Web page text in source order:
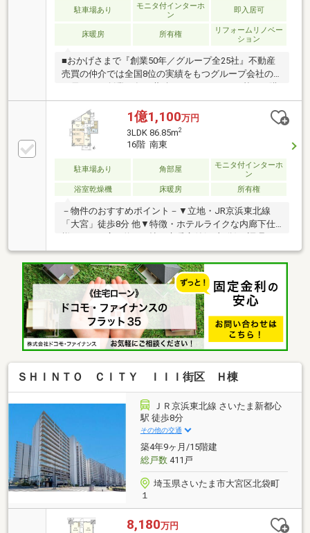
ム・スタディルーム）●24時間有人体制（管理員8:00
～17:00、警備員17:00～翌8:00）●各階にゴミステーシ
ョン設置●宅配ボックス完備●多重セキュリティのオー
駐車場あり
モニタ付インターホ
ン
即入居可
床暖房 所有権
リフォームリノベー
ション
■おかげさまで『創業50年／グループ全25社』不動産
売買の仲介では全国8位の実績をもつグループ会社の
入・ご売却・お買替え全てをサポート致します■東宝
ハウスNEXTアフターサポート専門のグループ会社。
ライフパートナー（FP資格）が住まいの問題点や暮ら
しの不安を解消します■東宝ハウスフィナンシャル不
動産仲介業初の住信SBIネット銀行支店。金利と保障
が更に充実したオリジナル提携住宅ローンをお届けし
ます■未来カレンダー東宝ハウス独自開発ライフシミ
ュレーションソフト。ローン完済まで家計収支を視え
る化し将来のリスクや不安を対策します
1億1,100万円
3LDK 86.85m2
16階 南東
駐車場あり 角部屋
モニタ付インターホ
ン
浴室乾燥機
床暖房 所有権
－物件のおすすめポイント－▼立地・JR京浜東北線
「大宮」徒歩8分 他▼特徴・ホテルライクな内廊下仕
集中しやすい壁付キッチン・SICやWIC等、室内随所に
収納有・南東・南西・北西の3面にバルコニー付・各
フロアにゴミステーション有、24時間ゴミ出し可能・
ペット飼育可能(規約制限有)▼設備・ディスポーザ
ー・浴室乾燥機・宅配ボックス▼周辺環境・マルエツ
大宮店 徒歩9分(約700m)■ ご希望の住まい探しをお手
伝いします ━━━━━・・・物件の詳細・ご相談はお
気軽にお問い合わせください。
ＳＨＩＮＴＯ ＣＩＴＹ ＩＩＩ街区 Ｈ棟
ＪＲ京浜東北線 さいたま新都心
駅 徒歩8分
その他の交通
築4年9ヶ月/15階建
総戸数411戸
埼玉県さいたま市大宮区北袋町
１
8,180万円